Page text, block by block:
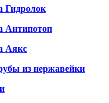
Гидролок
Антипотоп
Аякс
из нержавейки